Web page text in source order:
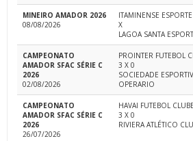
MINEIRO AMADOR 2026
08/08/2026
ITAMINENSE
X
LAGOA SANTA
CAMPEONATO
AMADOR SFAC SÉRIE C
2026
02/08/2026
PROINTER FUTEBOL
3 X 0
SOCIEDADE
OPERARIO
CAMPEONATO
AMADOR SFAC SÉRIE C
2026
26/07/2026
HAVAI FUTEBOL CLUBE
3 X 0
RIVIERA ATLÉTICO